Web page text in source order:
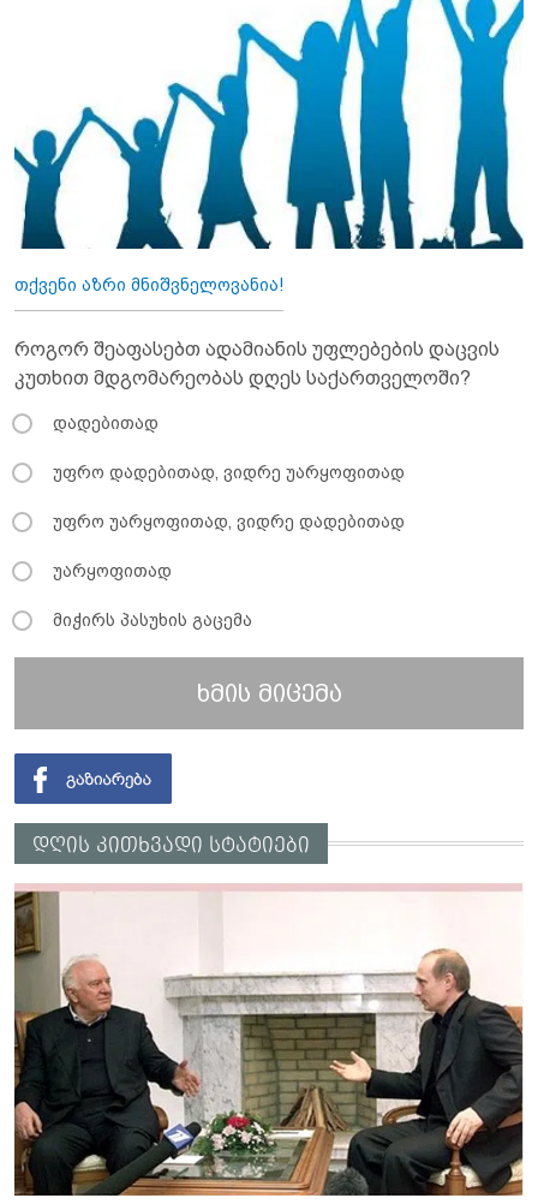
თქვენი აზრი მნიშვნელოვანია!
როგორ შეაფასებთ ადამიანის უფლებების დაცვის
კუთხით მდგომარეობას დღეს საქართველოში?
დადებითად
უფრო დადებითად, ვიდრე უარყოფითად
უფრო უარყოფითად, ვიდრე დადებითად
უარყოფითად
მიჭირს პასუხის გაცემა
ხმის მიცემა
დღის კითხვადი სტატიები